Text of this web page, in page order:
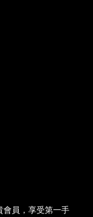
會員，享受第一手